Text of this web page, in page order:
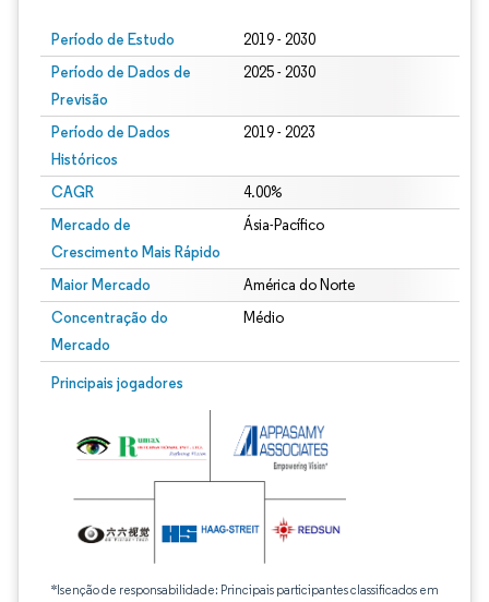
Período de Estudo 2019 - 2030
Período de Dados de
Previsão
2025 - 2030
Período de Dados
Históricos
2019 - 2023
CAGR 4.00%
Mercado de
Crescimento Mais Rápido
Ásia-Pacífico
Maior Mercado América do Norte
Concentração do
Mercado
Médio
Principais jogadores
*Isenção de responsabilidade: Principais participantes classificados em